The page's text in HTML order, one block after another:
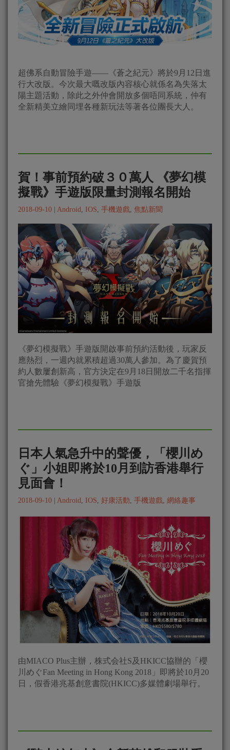
超佛系自動冒險手遊——《蒼之紀元》將於9月12日進
行大改版。今次最大嘅改版內容核心就係名為失落太
陽主題活動，除此之外仲會開放多個唔同系統，仲有
全新精美立繪同埋各種新玩法等著各位團長大人。
賀！事前預約破３０萬人 《夢幻模
擬戰》手遊版限量封測報名開始
2018-09-10 Android, IOS, 手機遊戲, 焦點新聞
《夢幻模擬戰》手遊版開啟事前預約活動後，玩家反
應熱烈，一週內就累積超過30萬人參加。為了慶賀預
約人數屢創新高，官方決定在9月18日開放二千名指揮
官搶先體驗《夢幻模擬戰》手遊版
日本人氣急升中的聲優，「櫻川め
ぐ」小姐即將於10月到訪香港舉行
見面會！
2018-09-10 Android IOS 好康活動 手機遊戲 網絡趣事
由MIACO Plus主辦，株式会社S及HKICC協辦的「櫻
川めぐFan Meeting in Hong Kong 2018」即將於10月20
日，假香港兆基創意書院(HKICC)多媒體劇場舉行。